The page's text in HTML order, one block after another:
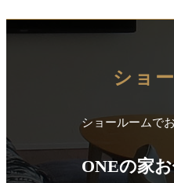
ショ
ショールームで
ONEの家